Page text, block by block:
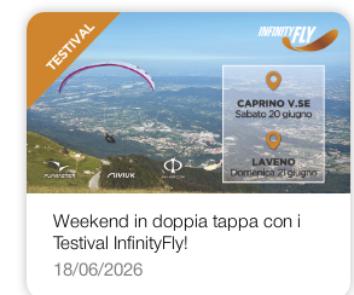
Weekend in doppia tappa con i
Testival InfinityFly!
18/06/2026